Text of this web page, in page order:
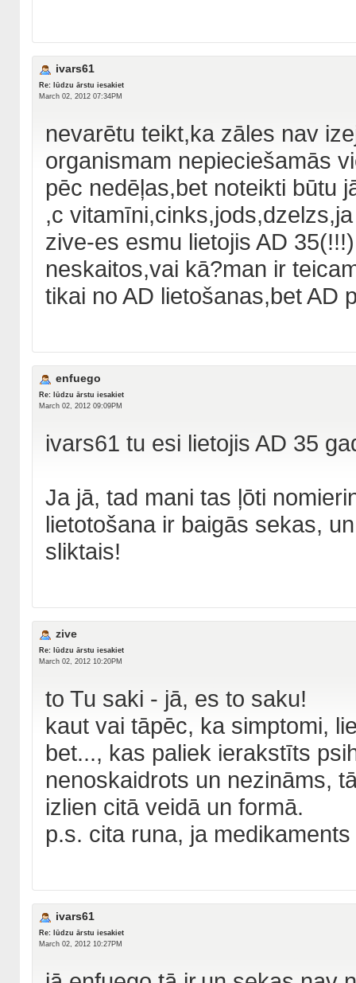
ivars61
Re: lūdzu ārstu iesakiet
March 02, 2012 07:34PM
nevarētu teikt,ka zāles nav
organismam nepieciešamās
pēc nedēļas,bet noteikti būtu
,c
zive-es esmu lietojis AD
neskaitos,vai kā?man ir
tikai no AD lietošanas,bet AD
enfuego
Re: lūdzu ārstu iesakiet
March 02, 2012 09:09PM
ivars61 tu esi lietojis AD 35
Ja jā, tad mani tas ļōti
lietotošana ir baigās sekas,
sliktais!
zive
Re: lūdzu ārstu iesakiet
March 02, 2012 10:20PM
to Tu saki - jā, es to saku!
kaut vai tāpēc, ka simptomi,
bet..., kas paliek ierakstīts
nenoskaidrots un nezināms,
izlien citā veidā un formā.
p.s. cita runa, ja
ivars61
Re: lūdzu ārstu iesakiet
March 02, 2012 10:27PM